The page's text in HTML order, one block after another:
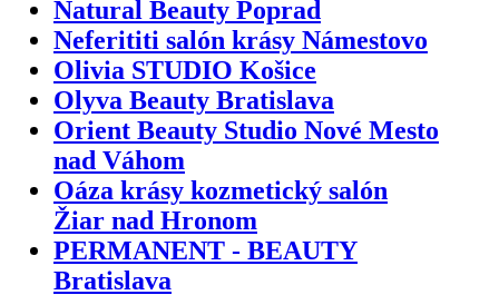
Natural Beauty Poprad
Neferititi salón krásy Námestovo
Olivia STUDIO Košice
Olyva Beauty Bratislava
Orient Beauty Studio Nové Mesto
nad Váhom
Oáza krásy kozmetický salón
Žiar nad Hronom
PERMANENT - BEAUTY
Bratislava